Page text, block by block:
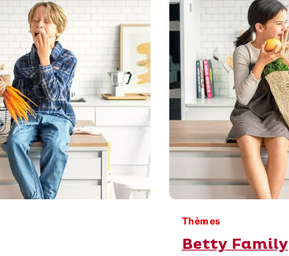
Thèmes
Betty Family